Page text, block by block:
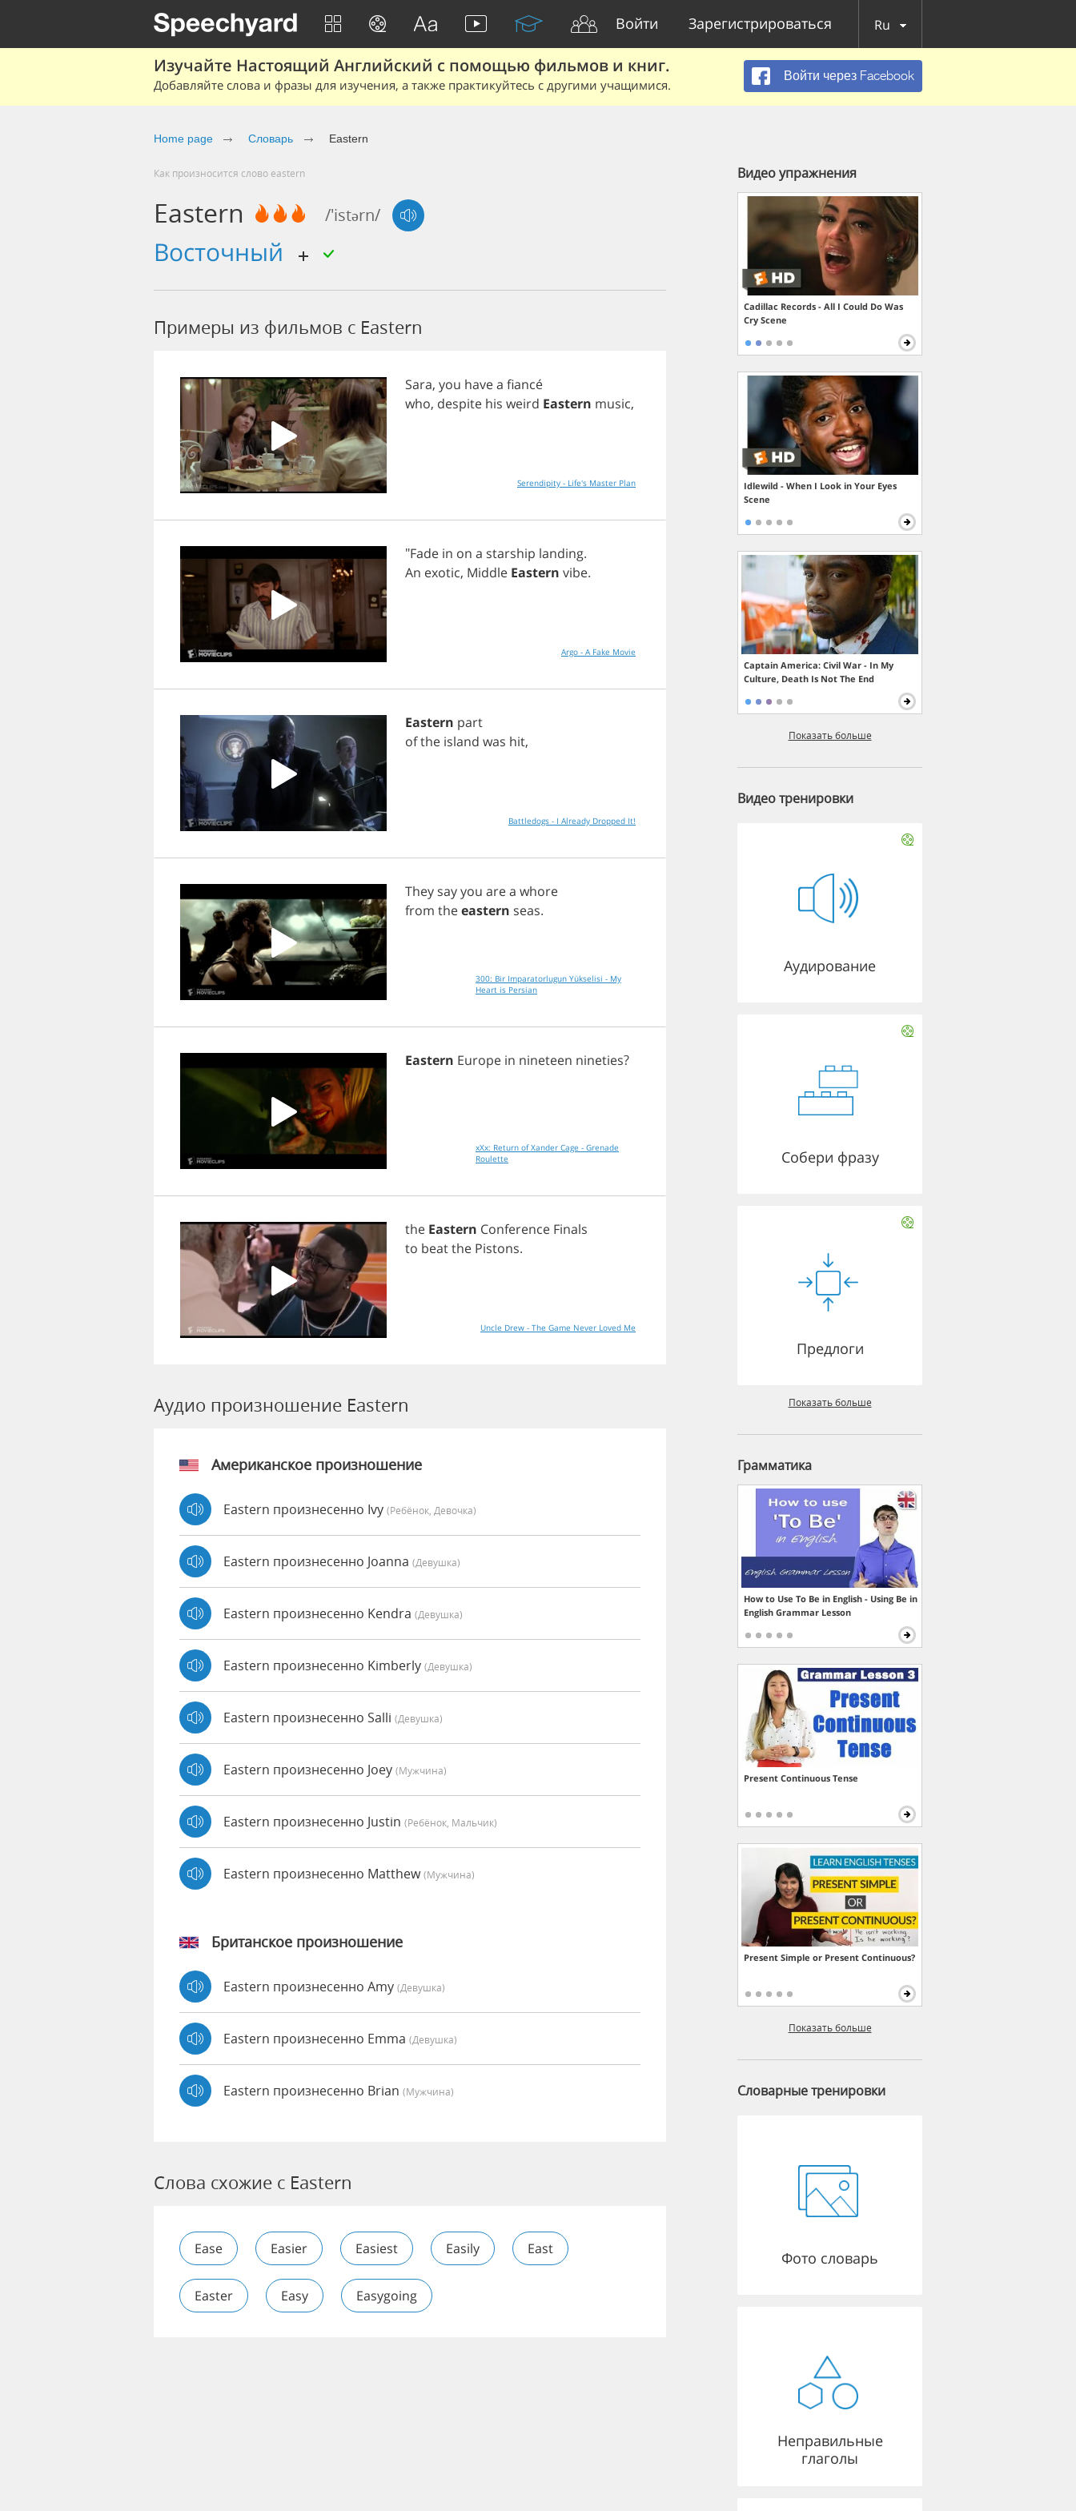
Войти Зарегистрироваться Ru
Изучайте Настоящий Английский с помощью фильмов и книг.
Добавляйте слова и фразы для изучения, а также практикуйтесь с другими учащимися.
Войти через Facebook
Home page Словарь Eastern
Как произносится слово eastern
Eastern /'istərn/
восточный
Примеры из фильмов c Eastern
Sara, you havea fiancé
who, despite his weird Eastern music,
Serendipity - Life's Master Plan
"Fade in on a starship landing.
An exotic, Middle Eastern vibe.
Argo - A Fake Movie
Eastern part
ofthe island was hit,
Battledogs - I Already Dropped It!
They sayyou area whore
from theeastern seas.
300: Bir Imparatorlugun Yükselisi - My
Heart is Persian
Eastern Europe in nineteen nineties?
xXx: Return of Xander Cage - Grenade
Roulette
the Eastern Conference Finals
to beatthe Pistons.
Uncle Drew - The Game Never Loved Me
Аудио произношение Eastern
Американское произношение
Eastern произнесенно Ivy (Ребёнок, Девочка)
Eastern произнесенно Joanna (девушка)
Eastern произнесенно Kendra (девушка)
Eastern произнесенно Kimberly (девушка)
Eastern произнесенно Salli (девушка)
Eastern произнесенно Joey (мужчина)
Eastern произнесенно Justin (Ребёнок, Мальчик)
Eastern произнесенно Matthew(мужчина)
Британское произношение
Eastern произнесенно Amy (девушка)
Eastern произнесенно Emma (девушка)
Eastern произнесенно Brian (мужчина)
Слова схожие с Eastern
Ease Easier Easiest Easily East
Easter Easy Easygoing
Видео упражнения
Cadillac Records - All I Could Do Was
Cry Scene
Idlewild - When I Look in Your Eyes
Scene
Captain America: Civil War - In My
Culture, Death Is Not The End
Показать больше
Видео тренировки
Аудирование
Собери фразу
Предлоги
Показать больше
Грамматика
How to Use To Be in English - Using Be in
English Grammar Lesson
Present Continuous Tense
Present Simple or Present Continuous?
Показать больше
Словарные тренировки
Фото словарь
Неправильные
глаголы